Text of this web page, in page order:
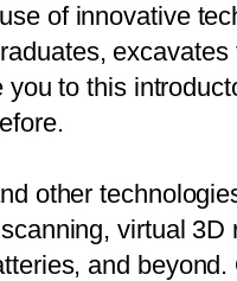
use of innovative tec
raduates, excavates
you to this introduct
efore.
nd other technologie
scanning, virtual 3D
tteries, and beyond.